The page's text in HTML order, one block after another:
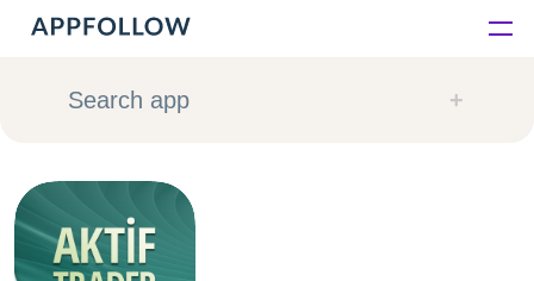
Platform
Consultancy
Search app